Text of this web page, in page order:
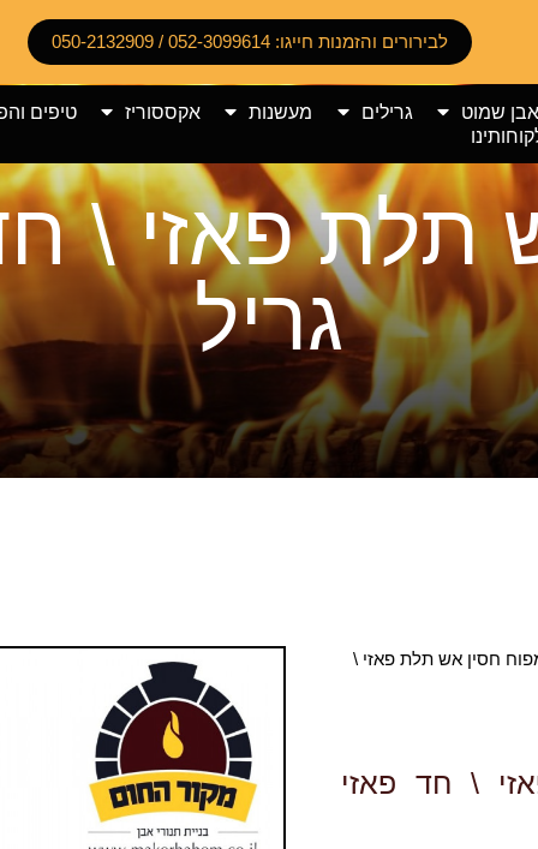
לבירורים והזמנות חייגו: 052-3099614 / 050-2132909
שמוט גרילים מעשנות אקססוריז
טיפים
תלת פאזי \
גריל
חסין אש תלת פאזי \
\ חד פאזי